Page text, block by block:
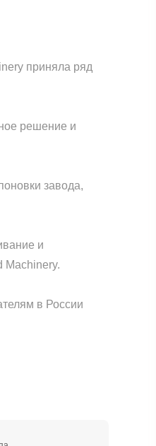
приняла ряд
решение и
завода,
и
Machinery.
в России